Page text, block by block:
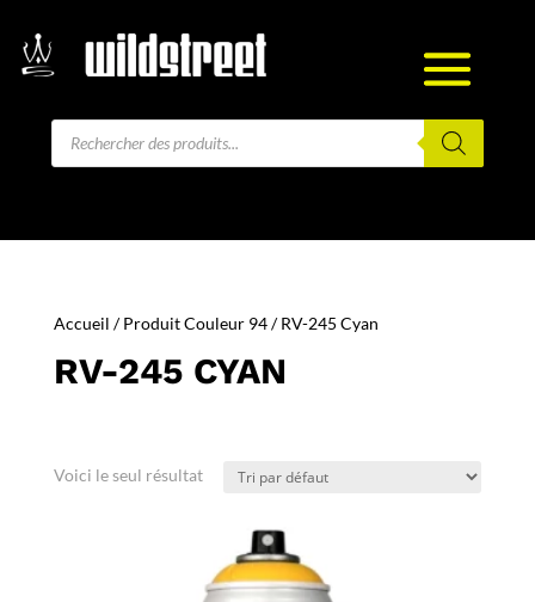
Recherche
Accueil / Produit Couleur 94 / RV-245 Cyan
RV-245 CYAN
Voici le seul résultat